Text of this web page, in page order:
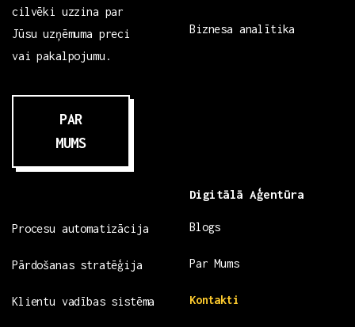
cilvēki uzzina par
Jūsu uzņēmuma preci
vai pakalpojumu.
PAR
MUMS
Biznesa analītika
Procesu automatizācija
Pārdošanas stratēģija
Klientu vadības sistēma
Digitālā Aģentūra
Blogs
Par Mums
Kontakti